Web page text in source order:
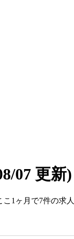
07 更新)
1ヶ月で7件の求